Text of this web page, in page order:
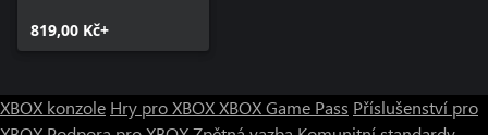
819,00 Kč+
XBOX konzole Hry pro XBOXXBOX Game Pass Příslušenství pro